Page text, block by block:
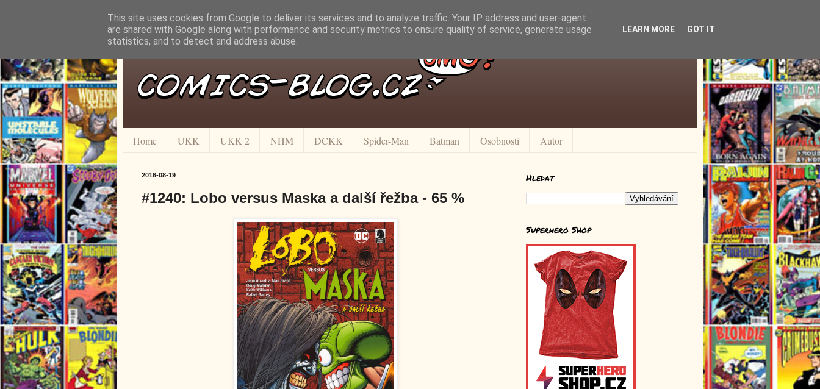
Home UKK UKK 2 NHM DCKK Spider-Man Batman Osobnosti Autor
2016-08-19
#1240: Lobo versus Maska a další řežba - 65 %
Hledat
Superhero Shop
This site uses cookies from Google to deliver its services and to analyze traffic. Your IP address and user-agent
are shared with Google along with performance and security metrics to ensure quality of service, generate usage
statistics, and to detect and address abuse.
LEARN MORE GOT IT